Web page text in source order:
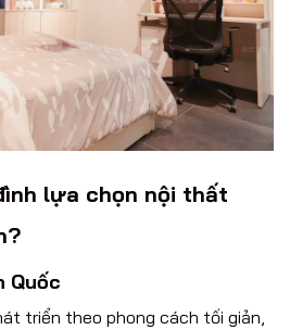
lựa chọn nội thất
Quốc
triển theo phong cách tối giản,